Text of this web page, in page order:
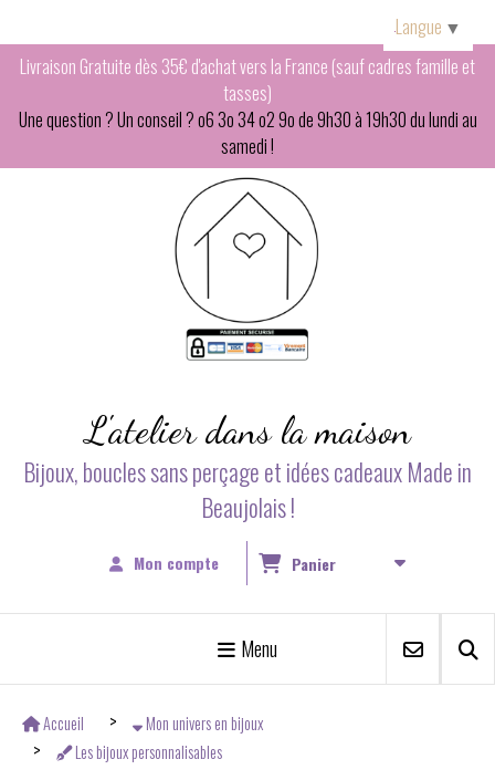
Livraison Gratuite dès 35€ d'achat vers la France (sauf cadres famille et
tasses)
Une question ? Un conseil ? o6 3o 34 o2 9o de 9h30 à 19h30 du lundi au
samedi !
L'atelier dans la maison
Bijoux, boucles sans perçage et idées cadeaux Made in
Beaujolais !
Mon compte Panier
Menu
Accueil
Mon univers en bijoux
Les bijoux personnalisables
Langue ▼